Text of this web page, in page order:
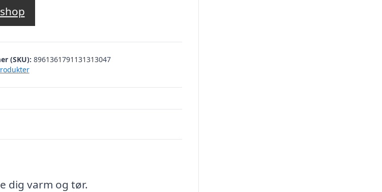
var:
kr. 1.999,95.kr. 999,95.
(SKU): 8961361791131313047
dig varm og tør.